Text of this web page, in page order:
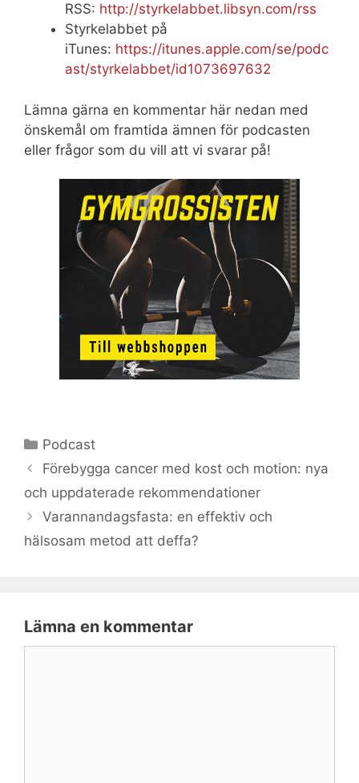
RSS: http://styrkelabbet.libsyn.com/rss
Styrkelabbet på
iTunes: https://itunes.apple.com/se/podc
ast/styrkelabbet/id1073697632
Lämna gärna en kommentar här nedan med
önskemål om framtida ämnen för podcasten
eller frågor som du vill att vi svarar på!
Kategorier
Podcast
Förebygga cancer med kost och motion: nya
och uppdaterade rekommendationer
Varannandagsfasta: en effektiv och
hälsosam metod att deffa?
Lämna en kommentar